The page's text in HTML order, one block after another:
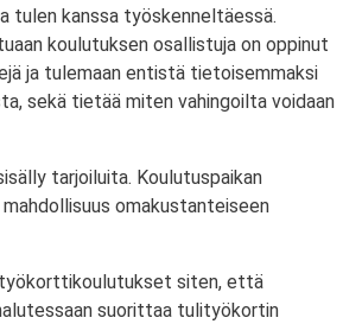
tulen kanssa työskenneltäessä.
koulutuksen osallistuja on oppinut
ja tulemaan entistä tietoisemmaksi
sekä tietää miten vahingoilta voidaan
tarjoiluita. Koulutuspaikan
omakustanteiseen
siten, että
suorittaa tulityökortin